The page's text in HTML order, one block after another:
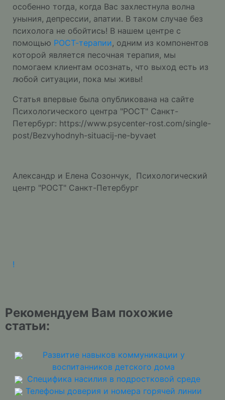
особенно тогда, когда Вас захлестнула волна
уныния, депрессии, апатии. В таком случае без
психолога не обойтись! В нашем центре с
помощью РОСТ-терапии, одним из компонентов
которой является песочная терапия, мы
помогаем клиентам осознать, что выход есть из
любой ситуации, пока мы живы!
Статья впервые была опубликована на сайте
Психологического центра "РОСТ" Санкт-
Петербург: https://www.psycenter-rost.com/single-
post/Bezvyhodnyh-situacij-ne-byvaet
Александр и Елена Созончук, Психологический
центр "РОСТ" Санкт-Петербург
!
Рекомендуем Вам похожие
статьи:
Развитие навыков коммуникации у
воспитанников детского дома
Специфика насилия в подростковой среде
Телефоны доверия и номера горячей линии